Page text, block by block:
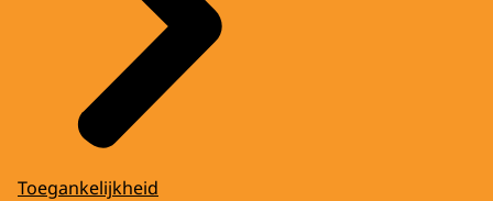
Toegankelijkheid